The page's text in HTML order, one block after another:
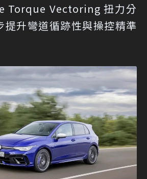
Torque Vectoring 扭力分
提升彎道循跡性與操控精準